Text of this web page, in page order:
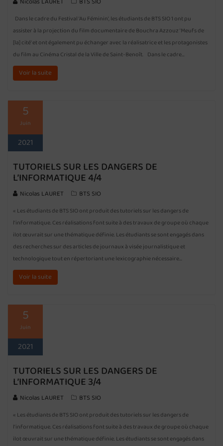
Dans le cadre du Festival ’Au Féminin’, les étudiants de BTS SIO 1 ont pu
assister à la projection du film documentaire de Bouchra Azzouz ’Meufs de
[la] cité’ et ont également pu échanger avec la réalisatrice et les protagonistes
du film au Cinéma Cristal de la Ville de Saint-Benoît. Dans le cadre…
Voir la suite
5
Juin
2021
TUTORIELS SUR LES DANGERS DE
L’INFORMATIQUE 4/4
Nicolas LAURET BTS SIO
« Les étudiants de BTS SIO ont produit des tutoriels sur les dangers de
l’informatique. Ces réalisations font suite à des travaux de groupe où chaque
ilot œuvrait sur une thématique définie. Les étudiants se sont engagés dans
des recherches sur des articles de journaux à visée journalistique et
technologique tout en répertoriant une lexicographie nécessaire…
Voir la suite
5
Juin
2021
TUTORIELS SUR LES DANGERS DE
L’INFORMATIQUE 3/4
Nicolas LAURET BTS SIO
« Les étudiants de BTS SIO ont produit des tutoriels sur les dangers de
l’informatique. Ces réalisations font suite à des travaux de groupe où chaque
ilot œuvrait sur une thématique définie. Les étudiants se sont engagés dans